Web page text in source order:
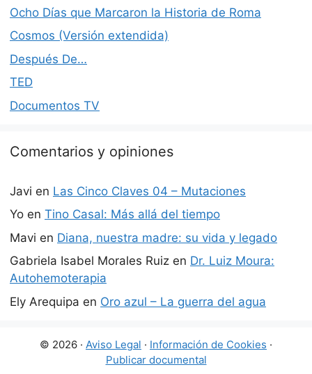
Ocho Días que Marcaron la Historia de Roma
Cosmos (Versión extendida)
Después De…
TED
Documentos TV
Comentarios y opiniones
Javi en Las Cinco Claves 04 – Mutaciones
Yo en Tino Casal: Más allá del tiempo
Mavi en Diana, nuestra madre: su vida y legado
Gabriela Isabel Morales Ruiz en Dr. Luiz Moura:
Autohemoterapia
Ely Arequipa en Oro azul – La guerra del agua
© 2026 · Aviso Legal · Información de Cookies ·
Publicar documental